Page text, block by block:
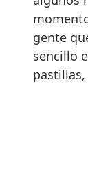
gente
sencillo
pastillas,